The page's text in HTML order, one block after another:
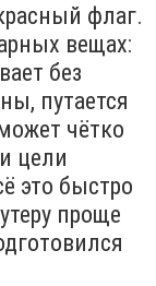
флаг.
вещах:
без
путается
чётко
цели
это быстро
проще